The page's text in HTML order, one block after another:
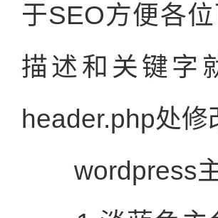
于SEO方便各
描述和关键字
header.php处
wordpress主